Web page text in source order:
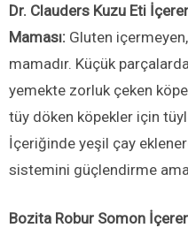
Dr. Clauders Kuzu Eti
Maması: Gluten
mamadır. Küçük
yemekte zorluk çeken
tüy döken köpekler için
İçeriğinde yeşil çay
sistemini güçlendirme
Bozita Robur Somon